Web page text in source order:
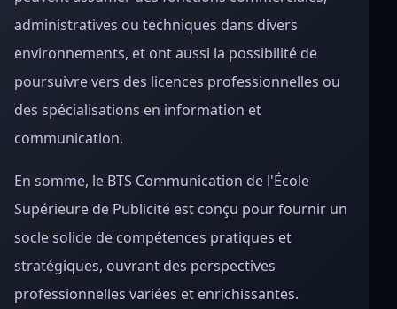
administratives ou techniques dans divers
environnements, et ont aussi la possibilité de
poursuivre vers des licences professionnelles ou
des spécialisations en information et
communication.
En somme, le BTS Communication de l'École
Supérieure de Publicité est conçu pour fournir un
socle solide de compétences pratiques et
stratégiques, ouvrant des perspectives
professionnelles variées et enrichissantes.